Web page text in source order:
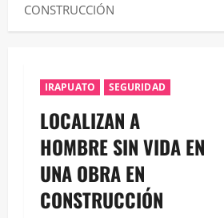
CONSTRUCCIÓN
IRAPUATO SEGURIDAD
LOCALIZAN A
HOMBRE SIN VIDA EN
UNA OBRA EN
CONSTRUCCIÓN